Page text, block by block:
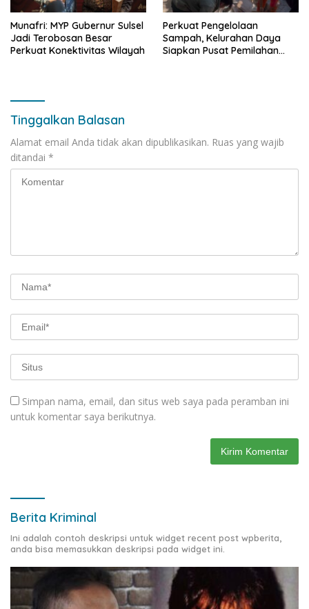
Munafri: MYP Gubernur Sulsel
Jadi Terobosan Besar
Perkuat Konektivitas Wilayah
Perkuat Pengelolaan
Sampah, Kelurahan Daya
Siapkan Pusat Pemilahan
Tinggalkan Balasan
Alamat email Anda tidak akan dipublikasikan. Ruas yang wajib
ditandai *
Simpan nama, email, dan situs web saya pada peramban ini
untuk komentar saya berikutnya.
Berita Kriminal
Ini adalah contoh deskripsi untuk widget recent post wpberita,
anda bisa memasukkan deskripsi pada widget ini.